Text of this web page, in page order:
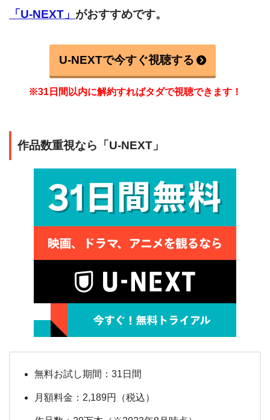
「U-NEXT」 がおすすめです。
U-NEXTで今すぐ視聴する
※31日間以内に解約すればタダで視聴できます！
作品数重視なら「U-NEXT」
無料お試し期間：31日間
月額料金：2,189円（税込）